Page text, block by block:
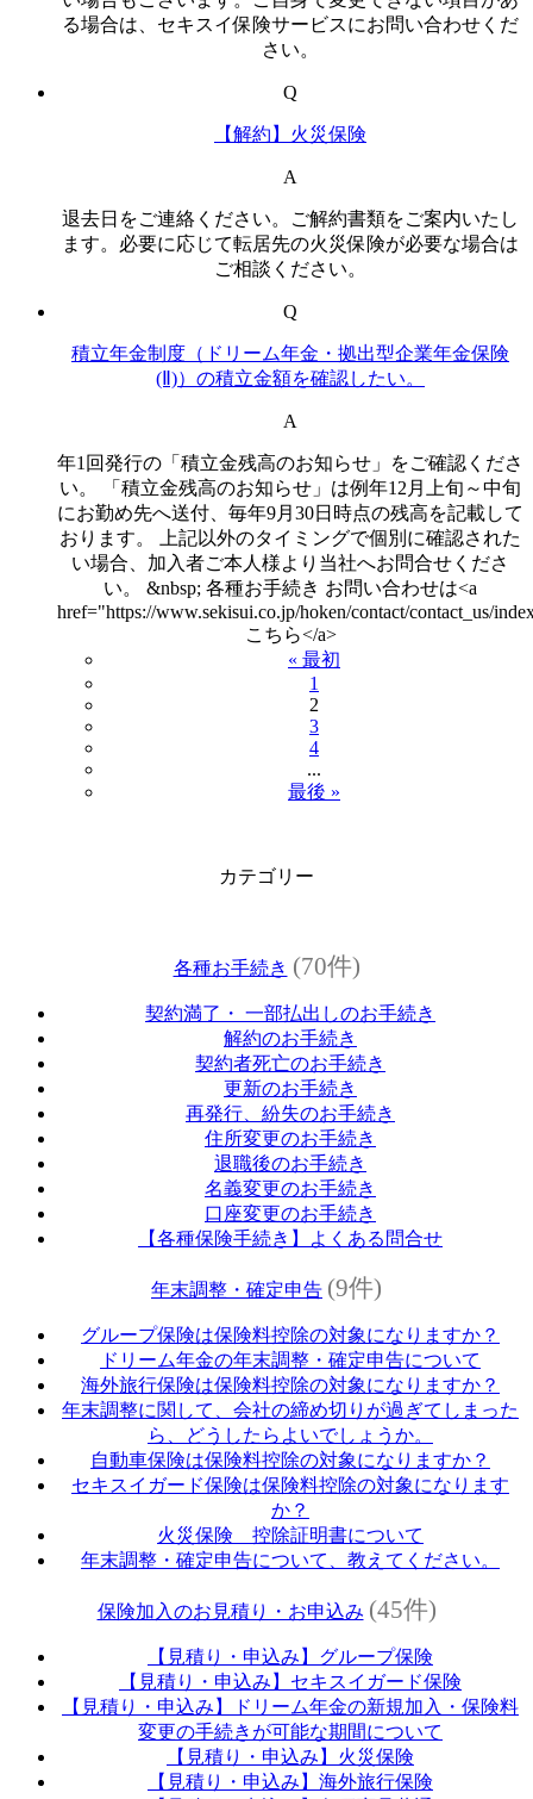
る場合は、セキスイ保険サービスにお問い合わせくだ
さい。
Q
【解約】火災保険
A
退去日をご連絡ください。ご解約書類をご案内いたし
ます。必要に応じて転居先の火災保険が必要な場合は
ご相談ください。
Q
積立年金制度（ドリーム年金・拠出型企業年金保険
(Ⅱ)）の積立金額を確認したい。
A
年1回発行の「積立金残高のお知らせ」をご確認くださ
い。 「積立金残高のお知らせ」は例年12月上旬～中旬
にお勤め先へ送付、毎年9月30日時点の残高を記載して
おります。 上記以外のタイミングで個別に確認された
い場合、加入者ご本人様より当社へお問合せくださ
い。 &nbsp; 各種お手続き お問い合わせは<a
href="https://www.sekisui.co.jp/hoken/contact/contact_us/
こちら</a>
« 最初
1
2
3
4
...
最後 »
カテゴリー
各種お手続き (70件)
契約満了・ 一部払出しのお手続き
解約のお手続き
契約者死亡のお手続き
更新のお手続き
再発行、紛失のお手続き
住所変更のお手続き
退職後のお手続き
名義変更のお手続き
口座変更のお手続き
【各種保険手続き】よくある問合せ
年末調整・確定申告 (9件)
グループ保険は保険料控除の対象になりますか？
ドリーム年金の年末調整・確定申告について
海外旅行保険は保険料控除の対象になりますか？
年末調整に関して、会社の締め切りが過ぎてしまった
ら、どうしたらよいでしょうか。
自動車保険は保険料控除の対象になりますか？
セキスイガード保険は保険料控除の対象になります
か？
火災保険 控除証明書について
年末調整・確定申告について、教えてください。
保険加入のお見積り・お申込み (45件)
【見積り・申込み】グループ保険
【見積り・申込み】セキスイガード保険
【見積り・申込み】ドリーム年金の新規加入・保険料
変更の手続きが可能な期間について
【見積り・申込み】火災保険
【見積り・申込み】海外旅行保険